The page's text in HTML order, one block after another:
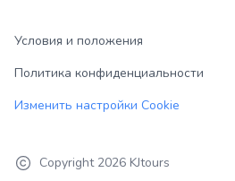
Условия и положения
Политика конфиденциальности
Изменить настройки Cookie
Copyright 2026 KJtours